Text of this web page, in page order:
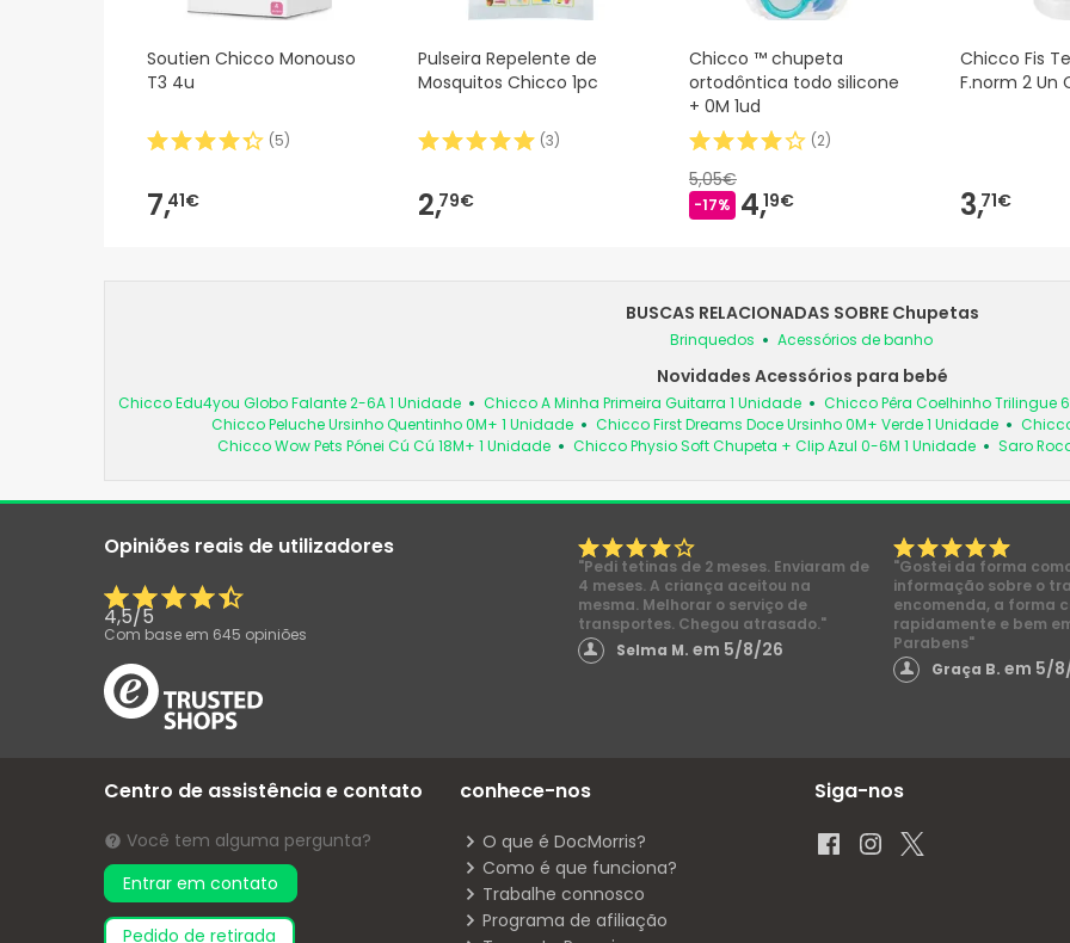
Soutien Chicco Monouso
T3 4u
(5)
7,41€
Pulseira Repelente de
Mosquitos Chicco 1pc
(3)
2,79€
Chicco ™ chupeta
ortodôntica todo silicone
+ 0M 1ud
(2)
5,05€
-17% 4,19€
Chicco Fis
F.norm 2 Un
3,71€
BUSCAS RELACIONADAS SOBRE Chupetas
Brinquedos Acessórios de banho
Novidades Acessórios para bebé
Chicco Edu4you Globo Falante 2-6A 1 Unidade Chicco A Minha Primeira Guitarra 1 Unidade Chicco Pêra Coelhinho Trilingue
Chicco Peluche Ursinho Quentinho 0M+ 1 Unidade
Chicco First Dreams Doce Ursinho 0M+ Verde 1 Unidade
Chicco Wow Pets Pónei Cú Cú 18M+ 1 Unidade
Chicco Physio Soft Chupeta + Clip Azul 0-6M 1 Unidade Saro
Opiniões reais de utilizadores
4,5/5
Com base em 645 opiniões
"Pedi tetinas de 2 meses. Enviaram de
4 meses. A criança aceitou na
mesma. Melhorar o serviço de
transportes. Chegou atrasado."
Selma M. em 5/8/26
"Gostei da forma
informação sobre o
encomenda, a forma
rapidamente e bem
Parabens"
Graça B.em 5/
Centro de assistência e contato
Você tem alguma pergunta?
Entrar em contato
pedido de retirada
conhece-nos
O que é DocMorris?
Como é que funciona?
Trabalhe connosco
Programa de afiliação
Siga-nos